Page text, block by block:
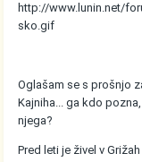
http://www.lunin.net/
sko.gif
Oglašam se s prošnjo
Kajniha... ga kdo
njega?
Pred leti je živel v